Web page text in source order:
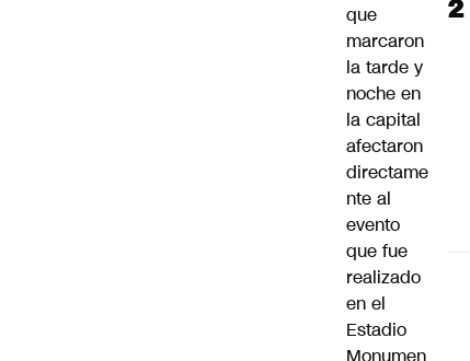
que
marcaron
la tarde y
noche en
la capital
afectaron
directame
nte al
evento
que fue
realizado
en el
Estadio
Monumen